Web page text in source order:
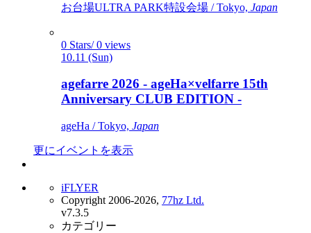
お台場ULTRA PARK特設会場 / Tokyo, Japan
0 Stars/ 0 views
10.11 (Sun)
agefarre 2026 - ageHa×velfarre 15th
Anniversary CLUB EDITION -
ageHa / Tokyo, Japan
更にイベントを表示
iFLYER
Copyright 2006-2026, 77hz Ltd.
v7.3.5
カテゴリー